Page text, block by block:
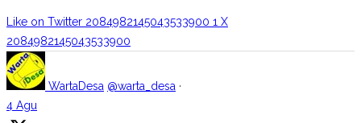
Like on Twitter 2084982145043533900 1 X
2084982145043533900
WartaDesa @warta_desa ·
4 Agu